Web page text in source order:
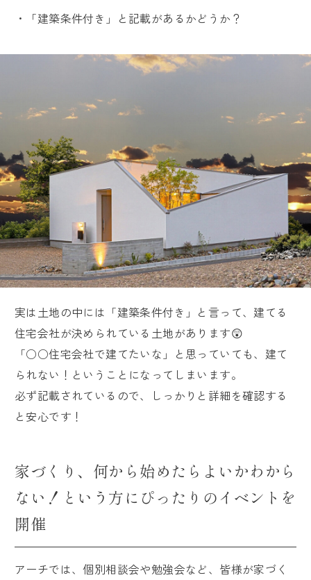
・「建築条件付き」と記載があるかどうか？
実は土地の中には「建築条件付き」と言って、建てる
住宅会社が決められている土地があります😲
「○○住宅会社で建てたいな」と思っていても、建て
られない！ということになってしまいます。
必ず記載されているので、しっかりと詳細を確認する
と安心です！
家づくり、何から始めたらよいかわから
ない！という方にぴったりのイベントを
開催
アーチでは、個別相談会や勉強会など、皆様が家づく